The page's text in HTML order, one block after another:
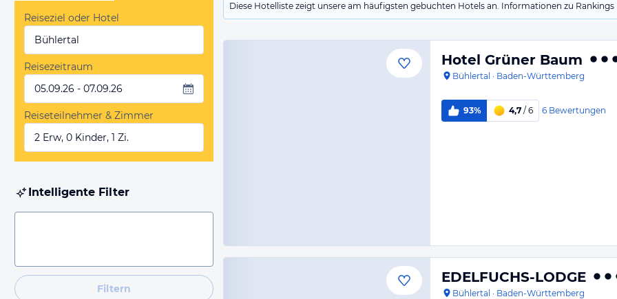
Diese Hotelliste zeigt unsere am häufigsten gebuchten Hotels an. Informationen zu
Reiseziel oder Hotel
Bühlertal
Reisezeitraum
05.09.26 - 07.09.26
Reiseteilnehmer & Zimmer
2 Erw, 0 Kinder, 1 Zi.
Intelligente Filter
Filtern
Hotel Grüner Baum
Bühlertal · Baden-Württemberg
93% 4,7 / 6 6 Bewertungen
EDELFUCHS-LODGE
Bühlertal · Baden-Württemberg